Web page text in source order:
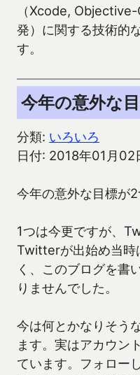
（Xcode,
発）に関する技術的
す。
今年の意外な
分類: いろいろ
日付: 2018年01月02
今年の意外な目標が2
1つは今更ですが、
Twitterが出始め当時
く、このブログを書
りませんでした。
今は何とかなりそう
ます。実はアカウン
ています。フォロー